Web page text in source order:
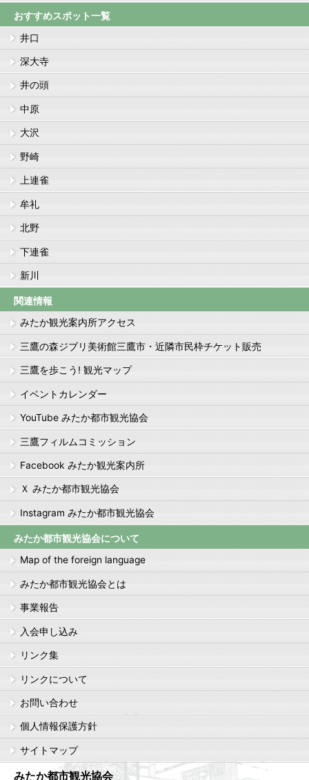
おすすめスポット一覧
井口
深大寺
井の頭
中原
大沢
野崎
上連雀
牟礼
北野
下連雀
新川
関連情報
みたか観光案内所アクセス
三鷹の森ジブリ美術館三鷹市・近隣市民枠チケット販売
三鷹を歩こう! 観光マップ
イベントカレンダー
YouTube みたか都市観光協会
三鷹フィルムコミッション
Facebook みたか観光案内所
Ｘ みたか都市観光協会
Instagram みたか都市観光協会
みたか都市観光協会について
Map of the foreign language
みたか都市観光協会とは
事業報告
入会申し込み
リンク集
リンクについて
お問い合わせ
個人情報保護方針
サイトマップ
みたか都市観光協会